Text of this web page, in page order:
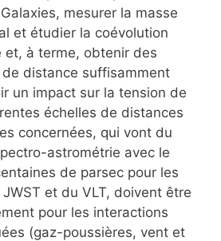
mesurer la masse
et étudier la coévolution
et, à terme, obtenir des
distance suffisamment
un impact sur la tension de
échelles de distances
concernées, qui vont du
astrométrie avec le
de parsec pour les
et du VLT, doivent être
pour les interactions
(gaz-poussières, vent et